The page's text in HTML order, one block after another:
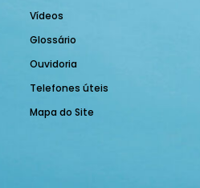
Vídeos
Glossário
Ouvidoria
Telefones úteis
Mapa do Site